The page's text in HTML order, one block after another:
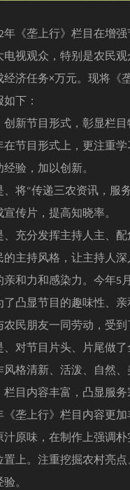
《垄上行》栏目在增强
电视观众，特别是农民
经济任务×万元。现将《
下：
节目形式，彰显栏目
目形式上，更注重学
验，加以创新。
“传递三农资讯，服务
宣传片，提高知晓率。
分发挥主持人主、配
的主持风格，让主持人
亲和力和感染力。今年5
了凸显节目的趣味性、
民朋友一同劳动，受到
节目片头、片尾做了
风格清新、活泼、自然
内容丰富，凸显服务
上行》栏目内容更加
汁原味，在制作上强调
置上。注重挖掘农村亮
。